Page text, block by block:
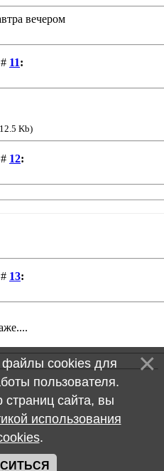
вечером
11:
Kb)
12:
13:
файлы cookies для
пользователя.
сайта, вы
использования
.